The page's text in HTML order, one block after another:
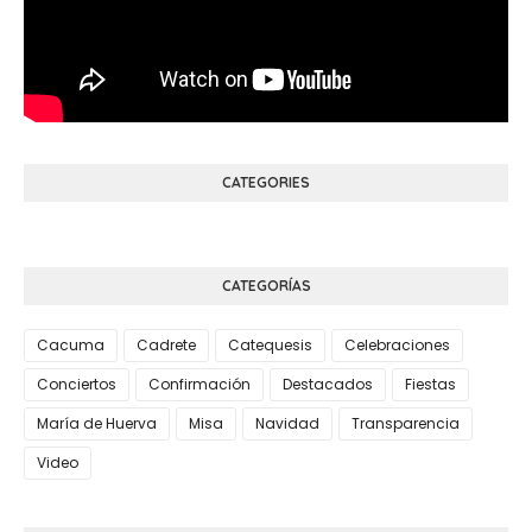
CATEGORIES
CATEGORÍAS
Cacuma Cadrete Catequesis
Celebraciones
Conciertos
Confirmación Destacados
Fiestas
María de Huerva
Misa Navidad
Transparencia
Video